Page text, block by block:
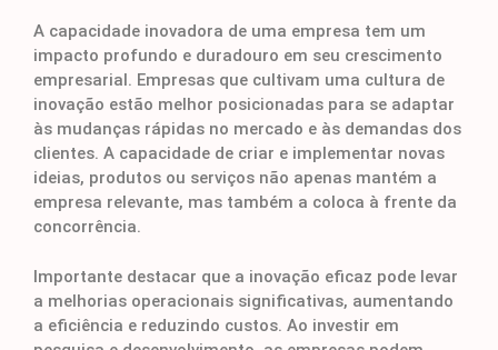
A capacidade inovadora de uma empresa tem um
impacto profundo e duradouro em seu crescimento
empresarial. Empresas que cultivam uma cultura de
inovação estão melhor posicionadas para se adaptar
às mudanças rápidas no mercado e às demandas dos
clientes. A capacidade de criar e implementar novas
ideias, produtos ou serviços não apenas mantém a
empresa relevante, mas também a coloca à frente da
concorrência.
Importante destacar que a inovação eficaz pode levar
a melhorias operacionais significativas, aumentando
a eficiência e reduzindo custos. Ao investir em